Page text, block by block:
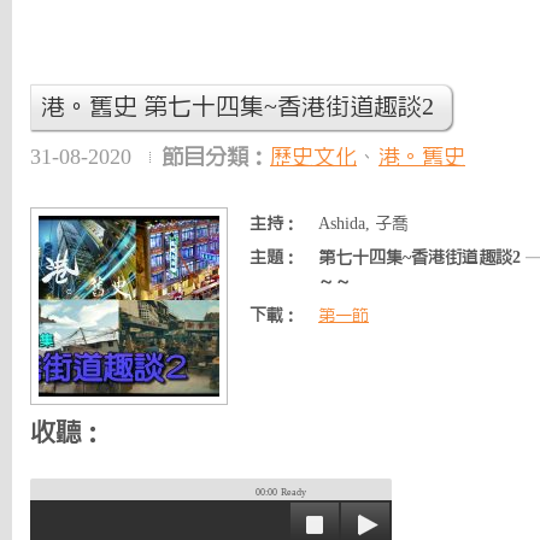
港。舊史 第七十四集~香港街道趣談2
31-08-2020 節目分類： 歷史文化 、 港。舊史
主持：
Ashida, 子喬
主題：
第七十四集~香港街道趣談2 —
～～
下載：
第一節
收聽：
00:00 Ready